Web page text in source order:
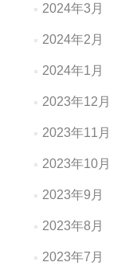
2024年3月
2024年2月
2024年1月
2023年12月
2023年11月
2023年10月
2023年9月
2023年8月
2023年7月